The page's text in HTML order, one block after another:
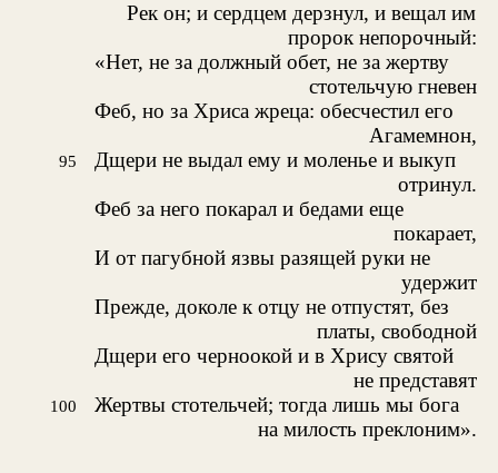
Рек он; и сердцем дерзнул, и вещал им
пророк непорочный:
«Нет, не за должный обет, не за жертву
стотельчую гневен
Феб, но за Хриса жреца: обесчестил его
Агамемнон,
95
Дщери не выдал ему и моленье и выкуп
отринул.
Феб за него покарал и бедами еще
покарает,
И от пагубной язвы разящей руки не
удержит
Прежде, доколе к отцу не отпустят, без
платы, свободной
Дщери его черноокой и в Хрису святой
не представят
100
Жертвы стотельчей; тогда лишь мы бога
на милость преклоним».